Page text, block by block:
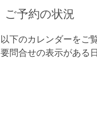
ご予約の状況
以下のカレンダーをご
要問合せの表示がある